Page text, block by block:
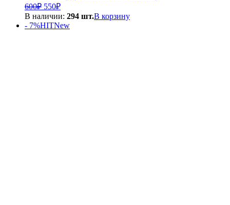
600₽ Первоначальная
цена
составляла
550₽Текущая
цена:
550₽.
В наличии: 294 шт.В корзину
- 7%HITNew